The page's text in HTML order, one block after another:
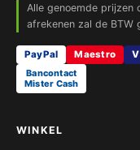
Alle genoemde prijzen
afrekenen zal de BTW
PayPal Maestro
Bancontact
Mister Cash
WINKEL